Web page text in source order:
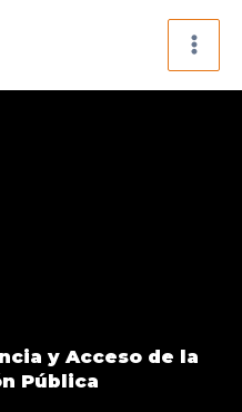
y Acceso de la
Pública